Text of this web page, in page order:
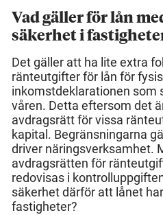
Vad gäller för lån
säkerhet i
Det gäller att ha lite extra
ränteutgifter för lån för
inkomstdeklarationen som
våren. Detta eftersom det
avdragsrätt för vissa
kapital. Begränsningarna
driver näringsverksamhet.
avdragsrätten för
redovisas i
säkerhet därför att lånet
fastigheter?